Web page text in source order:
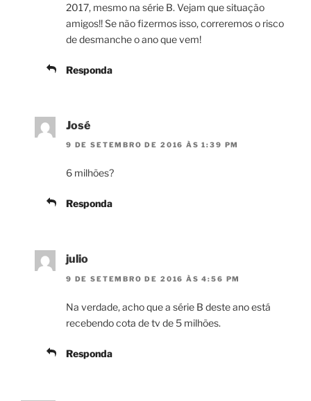
2017, mesmo na série B. Vejam que situação
amigos!! Se não fizermos isso, correremos o risco
de desmanche o ano que vem!
Responda
José
9 DE SETEMBRO DE 2016 ÀS 1:39 PM
6 milhões?
Responda
julio
9 DE SETEMBRO DE 2016 ÀS 4:56 PM
Na verdade, acho que a série B deste ano está
recebendo cota de tv de 5 milhões.
Responda